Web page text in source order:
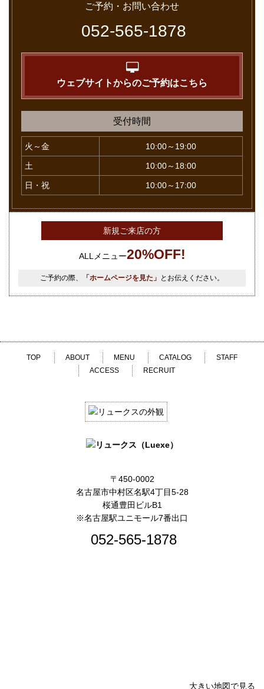
ご予約・お問い合わせ
052-565-1878
ウェブサイトからのご予約はこちら
受付時間
火～金 10:00～19:00
土 10:00～18:00
日・祝 10:00～17:00
新規ご来店の方
ALLメニュー20%OFF!
ご予約の際、 「ホームページを見た」 とお伝えください。
TOP ABOUT MENU CATALOG
STAFF
ACCESS
RECRUIT
〒450-0002
名古屋市中村区名駅4丁目5-28
桜通豊田ビルB1
※名古屋駅ユニモール7番出口
052-565-1878
大きい地図で見る